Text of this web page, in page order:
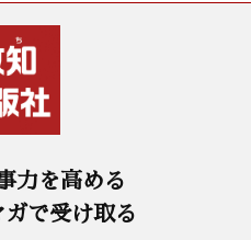
力を高める
で受け取る